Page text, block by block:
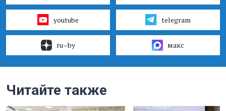
youtube telegram
ru–by макс
Читайте также